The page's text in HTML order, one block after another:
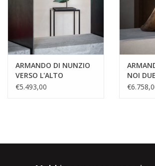
ARMANDO DI NUNZIO
VERSO L'ALTO
€5.493,00
NOI